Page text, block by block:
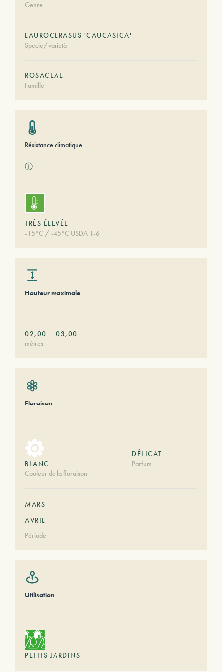
Genre
LAUROCERASUS 'CAUCASICA'
Specie/varietà
ROSACEAE
Famille
Résistance climatique
ⓘ
TRÈS ÉLEVÉE
-15°C / -45°C USDA 1-6
Hauteur maximale
02,00 – 03,00
mètres
Floraison
BLANC
Couleur de la floraison
DÉLICAT
Parfum
MARS
AVRIL
Période
Utilisation
PETITS JARDINS